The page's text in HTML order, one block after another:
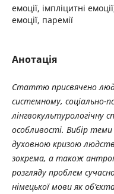
емоції, імпліцитні
емоції, паремії
Анотація
Статтю присвячено
системному, соціально-
лінгвокультурологічну
особливості. Вибір теми
духовною кризою
зокрема, а також
розгляду проблем
німецької мови як об’